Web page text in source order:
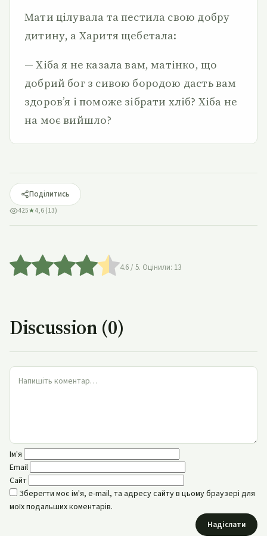
Мати цілувала та пестила свою добру
дитину, а Харитя щебетала:
— Хіба я не казала вам, матінко, що
добрий бог з сивою бородою дасть вам
здоров’я і поможе зібрати хліб? Хіба не
на моє вийшло?
Поділитись
425★4,6 (13)
4.6/ 5. Оцінили: 13
Discussion (0)
Ім'я
Email
Сайт
Зберегти моє ім'я, e-mail, та адресу сайту в цьому браузері для
моїх подальших коментарів.
Надіслати